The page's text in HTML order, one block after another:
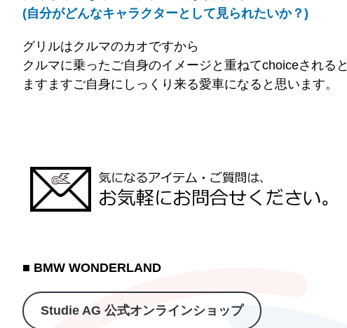
(自分がどんなキャラクターとして見られたいか？)
グリルはクルマのカオですから
クルマに乗ったご自身のイメージと重ねてchoiceされると
ますますご自身にしっくり来る愛車になると思います。
■ BMW WONDERLAND
Studie AG 公式オンラインショップ